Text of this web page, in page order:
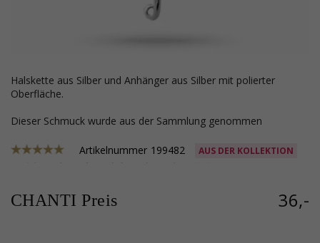
Halskette aus Silber und Anhänger aus Silber mit polierter
Oberfläche.
Dieser Schmuck wurde aus der Sammlung genommen
Artikelnummer 199482 AUS DER KOLLEKTION
CHANTI Preis 36,-